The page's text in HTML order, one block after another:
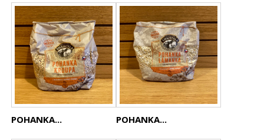
POHANKA... POHANKA...